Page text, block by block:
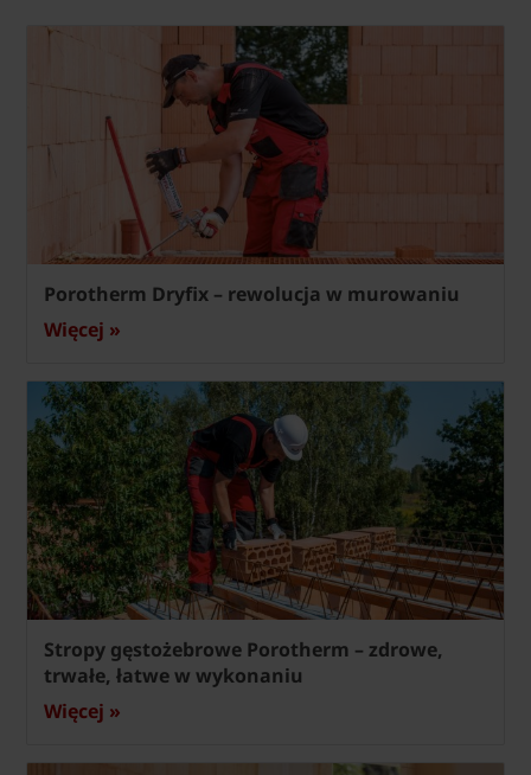
Porotherm Dryfix – rewolucja w murowaniu
Więcej »
Stropy gęstożebrowe Porotherm – zdrowe,
trwałe, łatwe w wykonaniu
Więcej »